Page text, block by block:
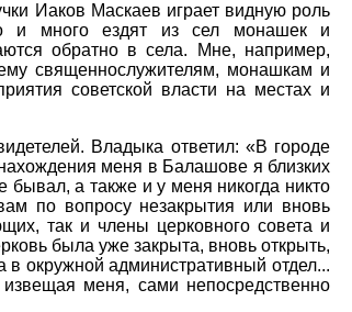
Иаков Маскаев играет видную роль
и много ездят из сел монашек и
обратно в села. Мне, например,
священнослужителям, монашкам и
советской власти на местах и
Владыка ответил: «В городе
меня в Балашове я близких
а также и у меня никогда никто
по вопросу незакрытия или вновь
так и члены церковного совета и
была уже закрыта, вновь открыть,
окружной административный отдел...
меня, сами непосредственно